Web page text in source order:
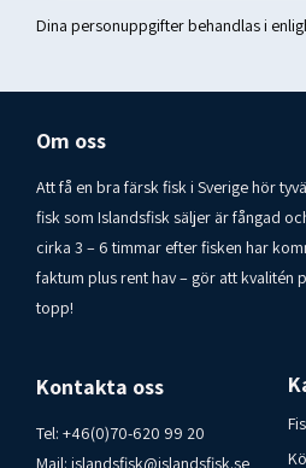
fångad i Nordöstatlanten runt
Tel : 070-6209920
Dina personuppgifter behandlas i
Om oss
Att få en bra färsk fisk i Sverige hör
fisk som Islandsfisk säljer är fångad
cirka 3 – 6 timmar efter fisken har
faktum plus rent hav – gör att kvalitén
topp!
Kontakta oss
Tel: +46(0)70-620 99 20
Mail: islandsfisk@islandsfisk.se